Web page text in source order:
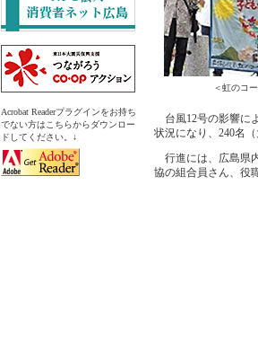
Acrobat Readerプラグインをお持ち
でない方はこちらからダウンロー
ドしてください。↓
＜虹のコ
台風12号の影響に
状況になり、240名
行進には、広島県
協の組合員さん、役